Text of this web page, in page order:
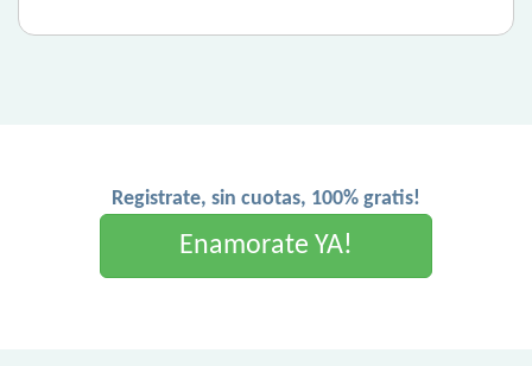
Registrate, sin cuotas, 100% gratis!
Enamorate YA!